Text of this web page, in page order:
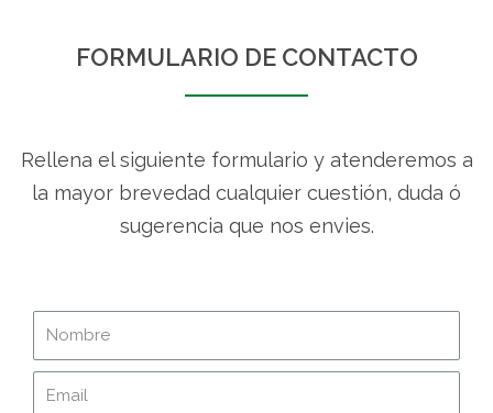
FORMULARIO DE CONTACTO
Rellena el siguiente formulario y atenderemos a
la mayor brevedad cualquier cuestión, duda ó
sugerencia que nos envies.